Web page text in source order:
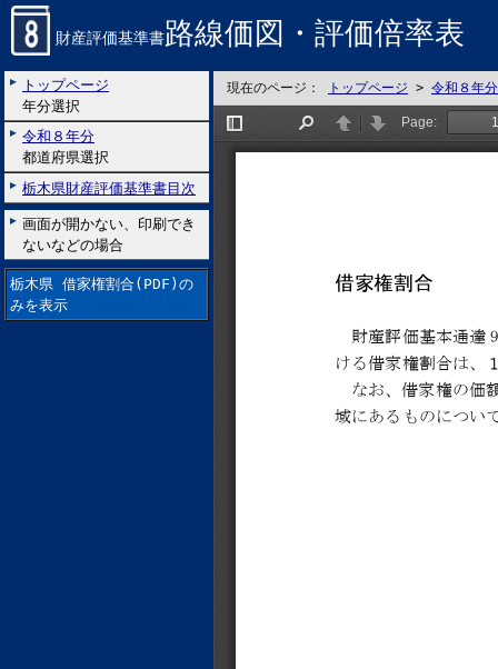
財産評価基準書路線価図・評価倍率表
トップページ
年分選択
令和８年分
都道府県選択
栃木県財産評価基準書目次
画面が開かない、印刷でき
ないなどの場合
栃木県 借家権割合(PDF)の
みを表示
現在のページ： トップページ > 令和８年分